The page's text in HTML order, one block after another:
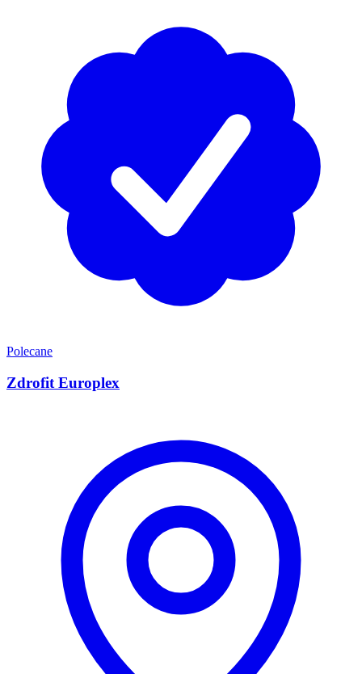
Polecane
Zdrofit Europlex